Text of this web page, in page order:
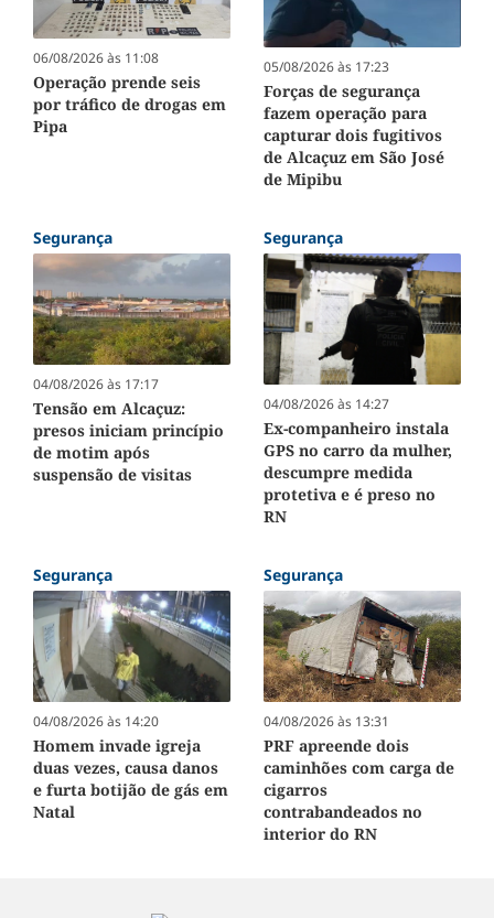
06/08/2026 às 11:08
Operação prende seis
por tráfico de drogas em
Pipa
05/08/2026 às 17:23
Forças de segurança
fazem operação para
capturar dois fugitivos
de Alcaçuz em São José
de Mipibu
Segurança
04/08/2026 às 17:17
Tensão em Alcaçuz:
presos iniciam princípio
de motim após
suspensão de visitas
Segurança
04/08/2026 às 14:27
Ex-companheiro instala
GPS no carro da mulher,
descumpre medida
protetiva e é preso no
RN
Segurança
04/08/2026 às 14:20
Homem invade igreja
duas vezes, causa danos
e furta botijão de gás em
Natal
Segurança
04/08/2026 às 13:31
PRF apreende dois
caminhões com carga de
cigarros
contrabandeados no
interior do RN